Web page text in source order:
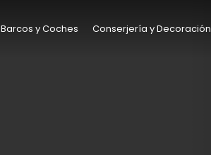
Barcos y Coches Conserjería y Decoración